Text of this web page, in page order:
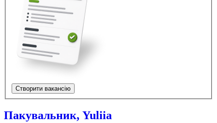
Створити вакансію
Пакувальник, Yuliia